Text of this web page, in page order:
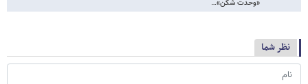
«وحدت شکن»…
نظر شما